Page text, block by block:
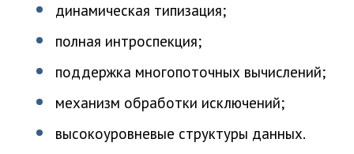
динамическая типизация;
полная интроспекция;
поддержка многопоточных вычислений;
механизм обработки исключений;
высокоуровневые структуры данных.